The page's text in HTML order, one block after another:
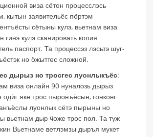
виза сётон процесслэсь
кытын заявительёс пӧртэм
сётыны кулэ, вьетнам виза
гинэ кулэ сканировать копия
паспорт. Та процессэз лэсьтэ шуг-
но ӧжытгес сложной.
дырыз но тросгес луонлыкъёс:
виза онлайн 90 нуналозь дырыз
яке трос пыронъёсын, гонконг
луонлык сётэ пырыны но
вьетнам дыр ӵоже трос пол. Та туж
Вьетнаме ветлэмзы дыръя мукет